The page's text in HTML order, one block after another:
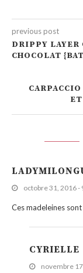
previous post
DRIPPY LAYER
CHOCOLAT
octobre 31, 2016 -
Ces madeleines
CYRIELLE
novembre